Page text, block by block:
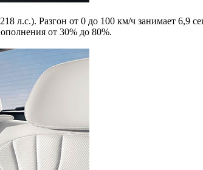
Разгон от 0 до 100 км/ч занимает 6,9
от 30% до 80%.